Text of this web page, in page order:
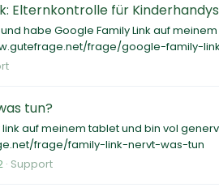
Elternkontrolle für
und habe Google Family Link auf
frage/google-family-
tun?
link auf meinem tablet und bin vol
frage/family-link-nervt-was-tun
Support